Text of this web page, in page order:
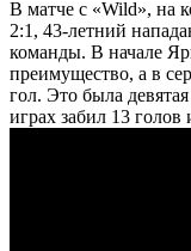
В матче с «Wild», на
2:1, 43-летний
команды. В начале
преимущество, а в
гол. Это была
играх забил 13 голов